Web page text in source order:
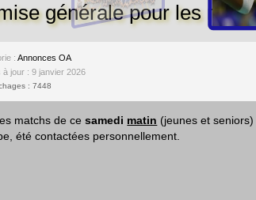
générale pour les
:Annonces OA
à jour : 9 janvier 2026
: 7448
matchs de cesamedi matin (jeunes et
été contactées personnellement.